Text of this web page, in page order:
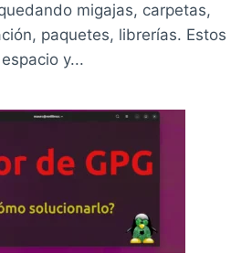
migajas, carpetas,
paquetes, librerías. Estos
y...